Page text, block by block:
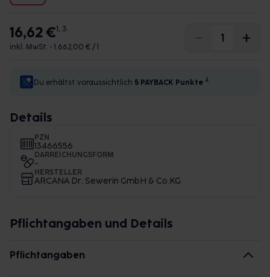
16,62 €1, 3
inkl. MwSt. • 1.662,00 € / l
Du erhältst voraussichtlich 5 PAYBACK Punkte 4
Details
PZN
13466556
DARREICHUNGSFORM
-
HERSTELLER
ARCANA Dr. Sewerin GmbH & Co.KG
Pflichtangaben und Details
Pflichtangaben